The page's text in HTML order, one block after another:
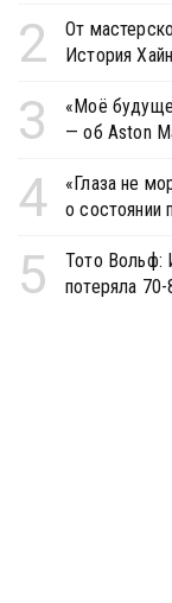
2
От
История
3
«Моё
— об Aston
4
«Глаза не
о состоянии
5
Тото Вольф:
потеряла 70-